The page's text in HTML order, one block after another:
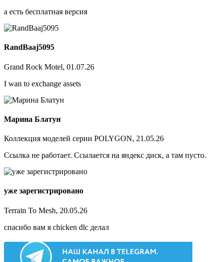
а есть бесплатная версия
RandBaaj5095
Grand Rock Motel, 01.07.26
I wan to exchange assets
Марина Блатун
Коллекция моделей серии POLYGON, 21.05.26
Ссылка не работает. Ссылается на яндекс диск, а там пусто.
уже зарегистрировано
Terrain To Mesh, 20.05.26
спасибо вам я chicken dlc делал